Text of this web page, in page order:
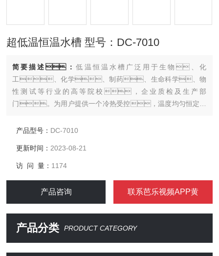
超低温恒温水槽 型号：DC-7010
简要描述：低温恒温水槽广泛用于生物、化
工、化学、制药、生命科学、物
性测试等行业的高等院校，企业质检及生产部
门。为用户提供一个冷热受控，温度均匀恒定的
试，也可作为直接加热或制冷和辅助加热或制冷的热源或冷
产品型号： DC-7010
更新时间： 2023-08-21
访 问 量： 1174
产品咨询 联系芭乐视频APP黄
产品分类 PRODUCT CATEGORY